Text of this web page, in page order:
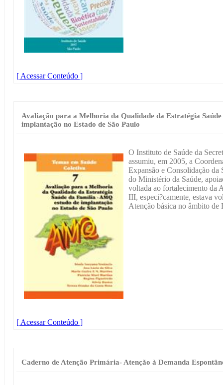
[ Acessar Conteúdo ]
Avaliação para a Melhoria da Qualidade da Estratégia
implantação no Estado de São Paulo
O Instituto de Saúde da
assumiu, em 2005, a
Expansão e Consolidação
do Ministério da Saúde,
voltada ao fortalecimento da
III, especi?camente, estava
Atenção básica no âmbito de
[ Acessar Conteúdo ]
Caderno de Atenção Primária- Atenção à Demanda